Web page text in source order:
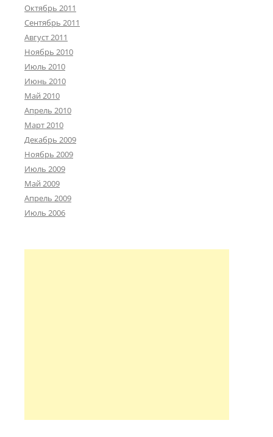
Октябрь 2011
Сентябрь 2011
Август 2011
Ноябрь 2010
Июль 2010
Июнь 2010
Май 2010
Апрель 2010
Март 2010
Декабрь 2009
Ноябрь 2009
Июль 2009
Май 2009
Апрель 2009
Июль 2006